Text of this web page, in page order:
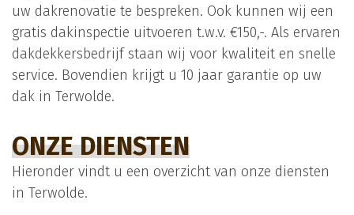
uw dakrenovatie te bespreken. Ook kunnen wij een
gratis dakinspectie uitvoeren t.w.v. €150,-. Als ervaren
dakdekkersbedrijf staan wij voor kwaliteit en snelle
service. Bovendien krijgt u 10 jaar garantie op uw
dak in Terwolde.
ONZE DIENSTEN
Hieronder vindt u een overzicht van onze diensten
in Terwolde.